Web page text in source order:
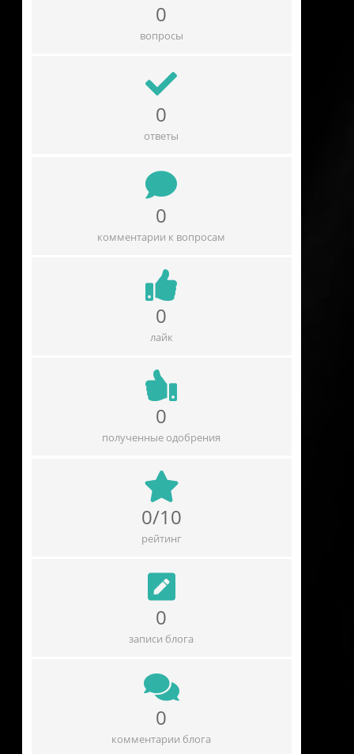
0
вопросы
0
ответы
0
комментарии к вопросам
0
лайк
0
полученные одобрения
0/10
рейтинг
0
записи блога
0
комментарии блога